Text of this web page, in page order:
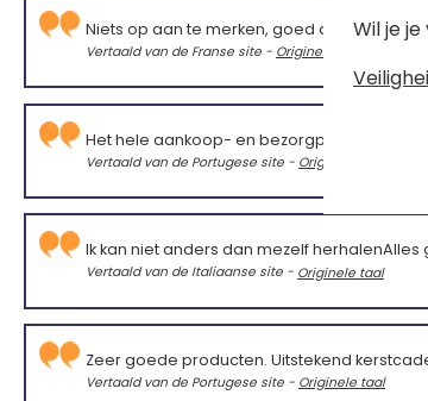
Niets op aan te merken, goed doordacht
Vertaald van de Franse site - Originele taal
Het hele aankoop- en bezorgproces verliep
Vertaald van de Portugese site - Originele taal
Ik kan niet anders dan mezelf herhalenAlles
Vertaald van de Italiaanse site - Originele taal
Zeer goede producten. Uitstekend
Vertaald van de Portugese site - Originele taal
Wil je